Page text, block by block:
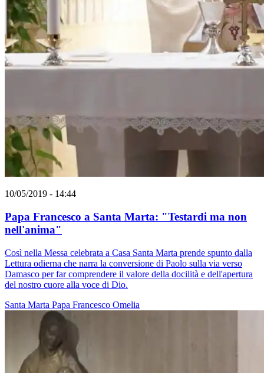
10/05/2019 - 14:44
Papa Francesco a Santa Marta: "Testardi ma non
nell'anima"
Così nella Messa celebrata a Casa Santa Marta prende spunto dalla
Lettura odierna che narra la conversione di Paolo sulla via verso
Damasco per far comprendere il valore della docilità e dell'apertura
del nostro cuore alla voce di Dio.
Santa Marta Papa Francesco Omelia